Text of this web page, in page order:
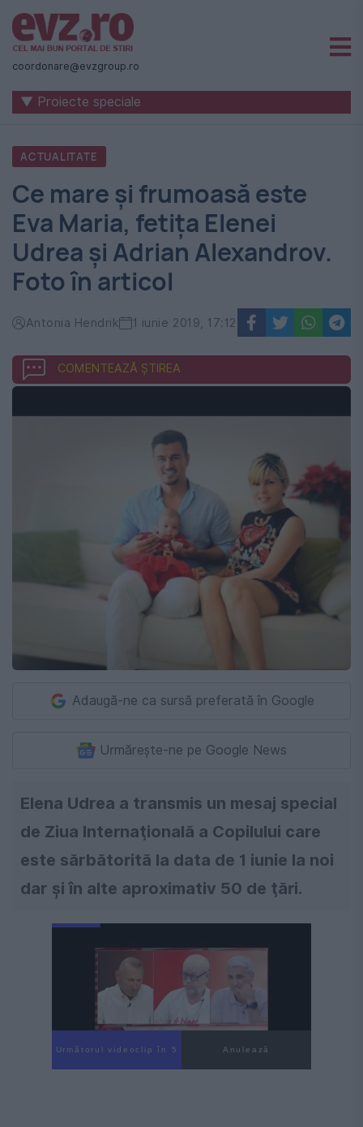
Știri
naționale
internaționale
România
-
Evenimentul
Zilei
coordonare@evzgroup.ro
▼ Proiecte speciale
ACTUALITATE
Ce mare şi frumoasă este
Eva Maria, fetiţa Elenei
Udrea şi Adrian Alexandrov.
Foto în articol
Antonia Hendrik 1 iunie 2019, 17:12
COMENTEAZĂ ȘTIREA
Adaugă-ne ca sursă preferată în Google
Urmărește-ne pe Google News
Elena Udrea a transmis un mesaj special
de Ziua Internaţională a Copilului care
este sărbătorită la data de 1 iunie la noi
dar şi în alte aproximativ 50 de ţări.
Următorul videoclip în 4 Anulează